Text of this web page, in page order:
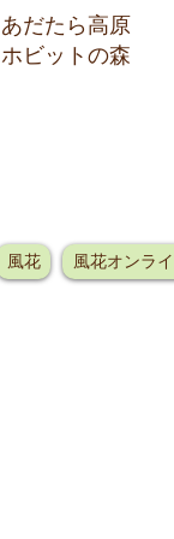
あだたら高原
​ホビットの森
風花 風花オンラ